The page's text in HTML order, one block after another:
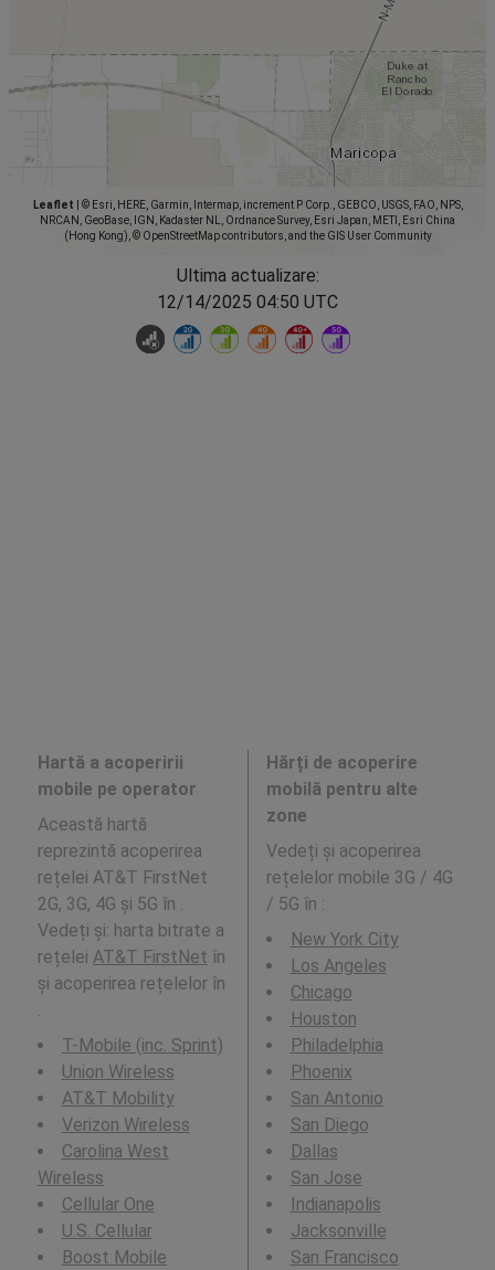
Leaflet
© Esri, HERE, Garmin, Intermap, increment P Corp., GEBCO, USGS, FAO, NPS,
NRCAN, GeoBase, IGN, Kadaster NL, Ordnance Survey, Esri Japan, METI, Esri China
(Hong Kong), © OpenStreetMap contributors, and the GIS User Community
Ultima actualizare:
12/14/2025 04:50 UTC
Hartă a acoperirii
mobile pe operator
Această hartă
reprezintă acoperirea
rețelei AT&T FirstNet
2G, 3G, 4G și 5G în .
Vedeți și: harta bitrate a
rețelei AT&T FirstNet în
și acoperirea rețelelor în
.
T-Mobile (inc. Sprint)
Union Wireless
AT&T Mobility
Verizon Wireless
Carolina West
Wireless
Cellular One
U.S. Cellular
Boost Mobile
Hărți de acoperire
mobilă pentru alte
zone
Vedeți și acoperirea
rețelelor mobile 3G / 4G
/ 5G în :
New York City
Los Angeles
Chicago
Houston
Philadelphia
Phoenix
San Antonio
San Diego
Dallas
San Jose
Indianapolis
Jacksonville
San Francisco